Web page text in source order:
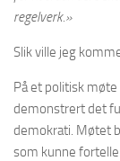
regelverk.»
Slik ville jeg
På et politisk
demonstrert det
demokrati. Møtet
som kunne